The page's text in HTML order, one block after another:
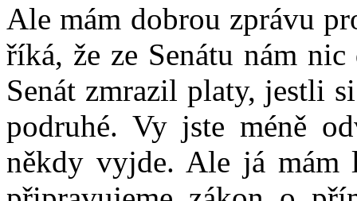
Ale mám dobrou zprávu
říká, že ze Senátu nám
Senát zmrazil platy, jestli
podruhé. Vy jste méně
někdy vyjde. Ale já mám